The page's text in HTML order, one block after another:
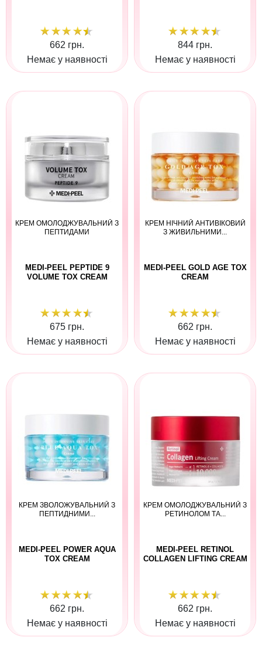
662 грн.
Немає у наявності
844 грн.
Немає у наявності
КРЕМ ОМОЛОДЖУВАЛЬНИЙ З
ПЕПТИДАМИ
MEDI-PEEL PEPTIDE 9
VOLUME TOX CREAM
675 грн.
Немає у наявності
КРЕМ НІЧНИЙ АНТИВІКОВИЙ
З ЖИВИЛЬНИМИ...
MEDI-PEEL GOLD AGE TOX
CREAM
662 грн.
Немає у наявності
КРЕМ ЗВОЛОЖУВАЛЬНИЙ З
ПЕПТИДНИМИ...
MEDI-PEEL POWER AQUA
TOX CREAM
662 грн.
Немає у наявності
КРЕМ ОМОЛОДЖУВАЛЬНИЙ З
РЕТИНОЛОМ ТА...
MEDI-PEEL RETINOL
COLLAGEN LIFTING CREAM
662 грн.
Немає у наявності